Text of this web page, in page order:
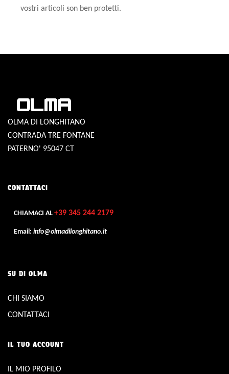
vostri articoli son ben protetti.
OLMA DI LONGHITANO
CONTRADA TRE FONTANE
PATERNO' 95047 CT
CONTATTACI
CHIAMACI AL+39 345 244 2179
Email: info@olmadilonghitano.it
SU DI OLMA
CHI SIAMO
CONTATTACI
IL TUO ACCOUNT
IL MIO PROFILO